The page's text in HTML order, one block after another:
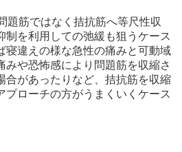
題筋ではなく拮抗筋へ等尺性収
制を利用しての弛緩も狙うケース
寝違えの様な急性の痛みと可動域
みや恐怖感により問題筋を収縮さ
合があったりなど、拮抗筋を収縮
プローチの方がうまくいくケース